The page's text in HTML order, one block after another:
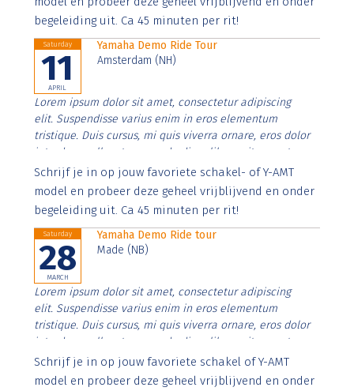
begeleiding uit. Ca 45 minuten per rit!
Saturday
11
APRIL
Yamaha Demo Ride Tour
Amsterdam (NH)
Lorem ipsum dolor sit amet, consectetur adipiscing
elit. Suspendisse varius enim in eros elementum
tristique. Duis cursus, mi quis viverra ornare, eros dolor
interdum nulla, ut commodo diam libero vitae erat.
Aenean faucibus nibh et justo cursus id rutrum lorem
imperdiet. Nunc ut sem vitae risus tristique posuere.
Schrijf je in op jouw favoriete schakel- of Y-AMT
model en probeer deze geheel vrijblijvend en onder
begeleiding uit. Ca 45 minuten per rit!
Saturday
28
MARCH
Yamaha Demo Ride tour
Made (NB)
Lorem ipsum dolor sit amet, consectetur adipiscing
elit. Suspendisse varius enim in eros elementum
tristique. Duis cursus, mi quis viverra ornare, eros dolor
interdum nulla, ut commodo diam libero vitae erat.
Aenean faucibus nibh et justo cursus id rutrum lorem
imperdiet. Nunc ut sem vitae risus tristique posuere.
Schrijf je in op jouw favoriete schakel of Y-AMT
model en probeer deze geheel vrijblijvend en onder